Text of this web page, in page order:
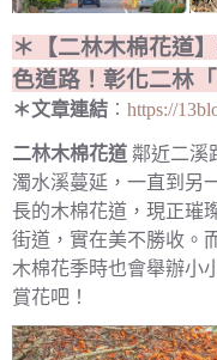
＊【二林木棉花道
色道路！彰化二林
＊文章連結 ︰ https://
二林木棉花道 鄰近二溪
濁水溪蔓延，一直到另
長的木棉花道，現正璀
街道，實在美不勝收。
木棉花季時也會舉辦小
賞花吧！